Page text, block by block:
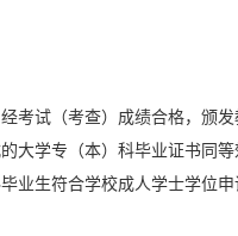
考试（考查）成绩合格，颁
大学专（本）科毕业证书同
业生符合学校成人学士学位申